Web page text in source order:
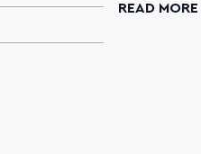
READ MORE